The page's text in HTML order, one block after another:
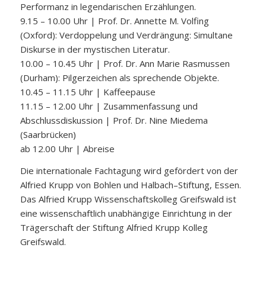
Performanz in legendarischen Erzählungen.
9.15 – 10.00 Uhr | Prof. Dr. Annette M. Volfing
(Oxford): Verdoppelung und Verdrängung: Simultane
Diskurse in der mystischen Literatur.
10.00 – 10.45 Uhr | Prof. Dr. Ann Marie Rasmussen
(Durham): Pilgerzeichen als sprechende Objekte.
10.45 – 11.15 Uhr | Kaffeepause
11.15 – 12.00 Uhr | Zusammenfassung und
Abschlussdiskussion | Prof. Dr. Nine Miedema
(Saarbrücken)
ab 12.00 Uhr | Abreise
Die internationale Fachtagung wird gefördert von der
Alfried Krupp von Bohlen und Halbach–Stiftung, Essen.
Das Alfried Krupp Wissenschaftskolleg Greifswald ist
eine wissenschaftlich unabhängige Einrichtung in der
Trägerschaft der Stiftung Alfried Krupp Kolleg
Greifswald.